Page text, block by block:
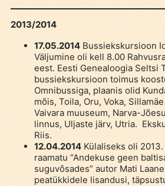
2013/2014
17.05.2014Bussiekskursioon
Väljumine oli kell 8.00
eest. Eesti Genealoogia Seltsi
bussiekskursioon toimus
Omnibussiga, plaanis olid
mõis, Toila, Oru, Voka,
Vaivara muuseum, Narva-
linnus, Uljaste järv, Utria.
Riis.
12.04.2014Külaliseks oli
raamatu “Andekuse geen
suguvõsades” autor Mati
peatükkidele lisandusi,